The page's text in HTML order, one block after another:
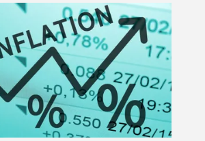
timpului, a ocupat funcții de
redactor și editor senior,
specializându-se în domeniile
economic și energetic. În prezent, la
publicația „Puterea”, scrie articole de
investigație și dezvăluiri, în special în
zona economică. Este pasionat de
călătorii, sport, muzică rock și
istorie.